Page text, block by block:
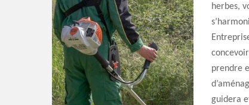
herbes,
prendre
guidera